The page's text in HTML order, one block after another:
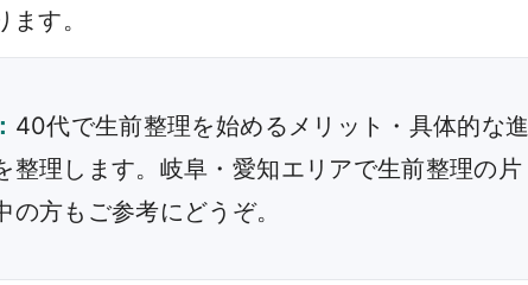
す。
40代で生前整理を始めるメリット・具体的な進
整理します。岐阜・愛知エリアで生前整理の片
方もご参考にどうぞ。